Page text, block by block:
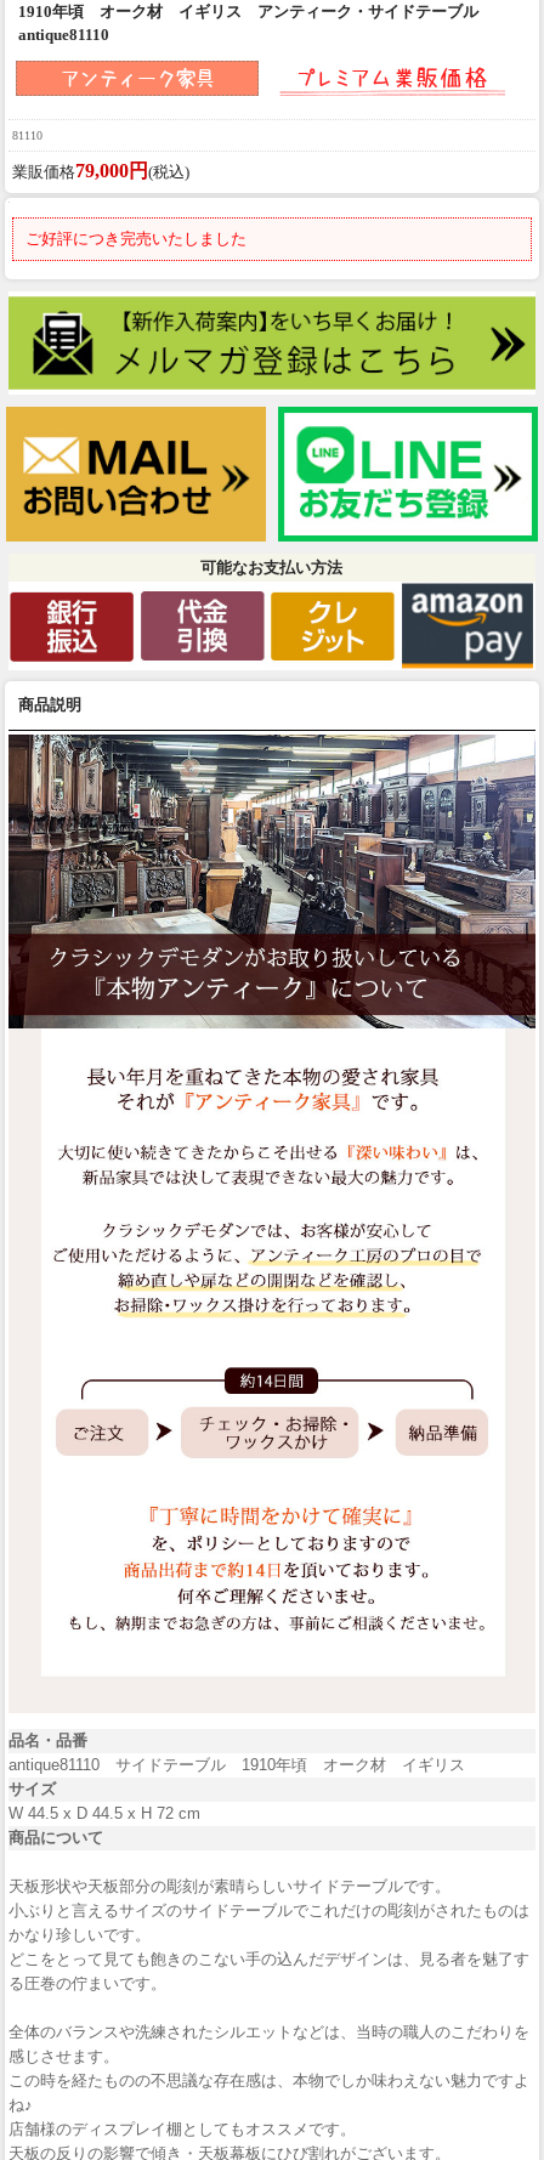
1910年頃 オーク材 イギリス アンティーク・サイドテーブル
antique81110
81110
業販価格79,000円 (税込)
ご好評につき完売いたしました
可能なお支払い方法
商品説明
品名・品番
antique81110 サイドテーブル 1910年頃 オーク材 イギリス
サイズ
W 44.5 x D 44.5 x H 72 cm
商品について
天板形状や天板部分の彫刻が素晴らしいサイドテーブルです。
小ぶりと言えるサイズのサイドテーブルでこれだけの彫刻がされたものは
かなり珍しいです。
どこをとって見ても飽きのこない手の込んだデザインは、見る者を魅了す
る圧巻の佇まいです。
全体のバランスや洗練されたシルエットなどは、当時の職人のこだわりを
感じさせます。
この時を経たものの不思議な存在感は、本物でしか味わえない魅力ですよ
ね♪
店舗様のディスプレイ棚としてもオススメです。
天板の反りの影響で傾き・天板幕板にひび割れがございます。